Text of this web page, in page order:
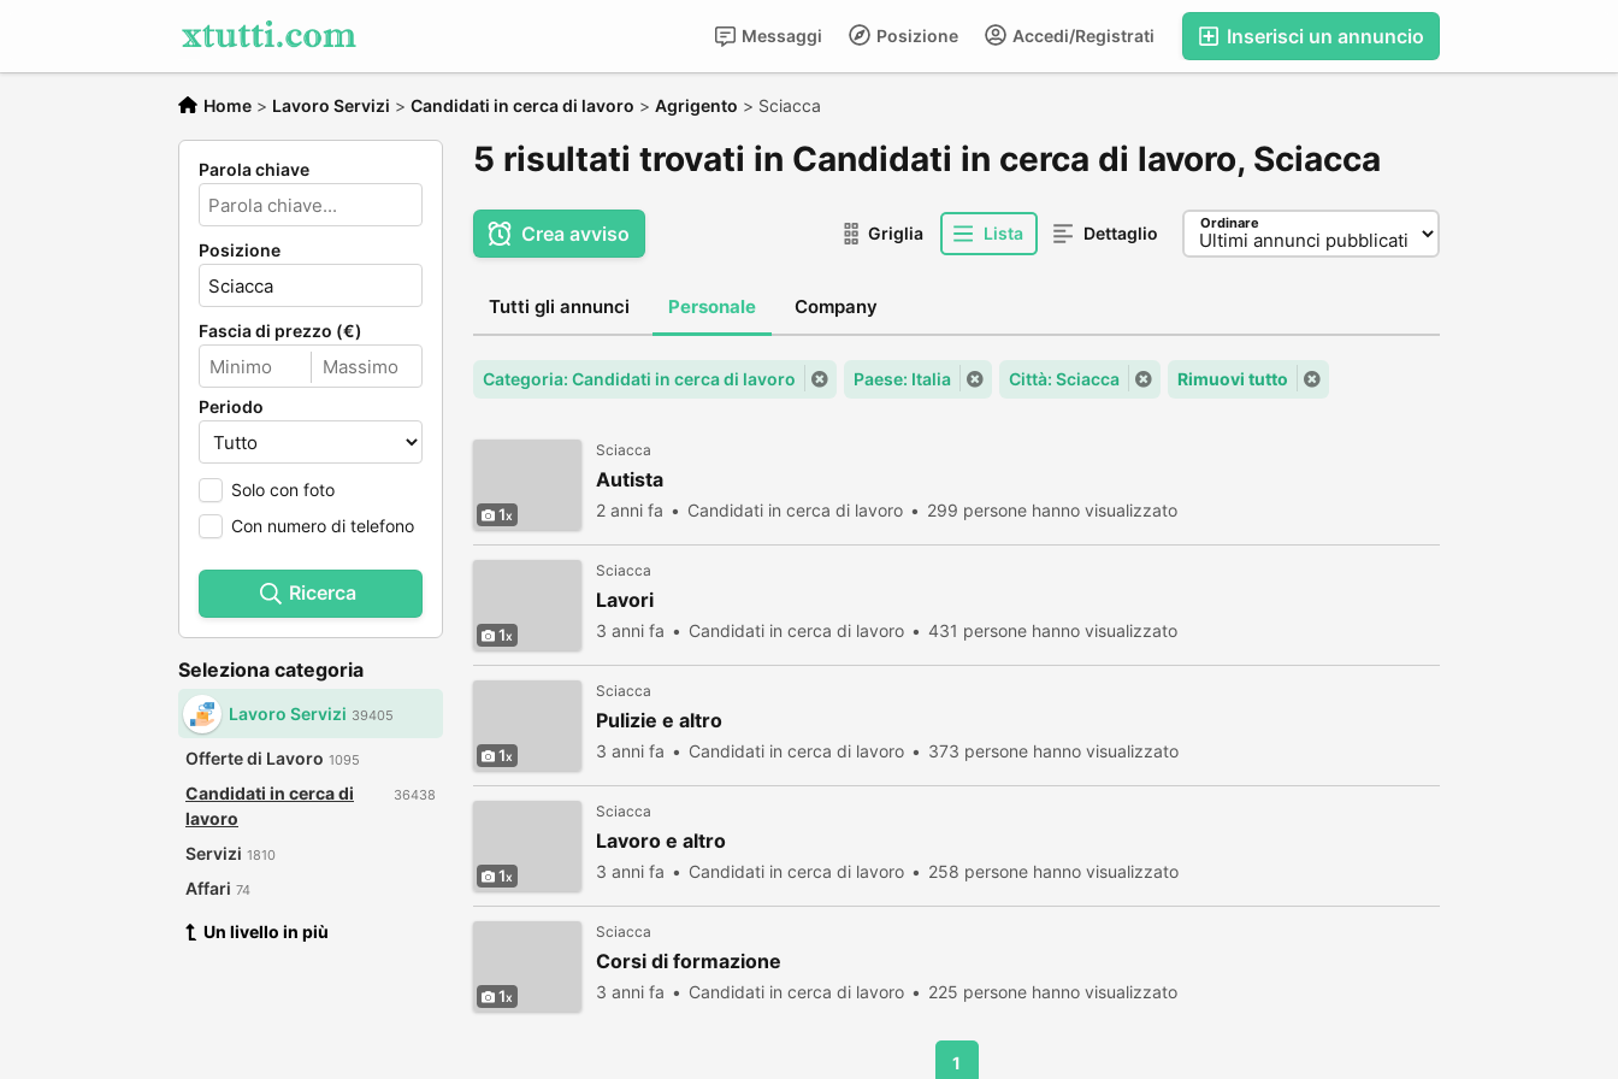
Inserisci un annuncio
Accedi/Registrati
Posizione
Messaggi
Home > Lavoro Servizi > Candidati in cerca di lavoro > Agrigento > Sciacca
Parola chiave
Posizione
Fascia di prezzo (€)
Periodo
Solo con foto
Con numero di telefono
Ricerca
Seleziona categoria
Lavoro Servizi 39405
Offerte di Lavoro 1095
Candidati in cerca di
lavoro
36438
Servizi 1810
Affari 74
Un livello in più
5 risultati trovati in Candidati in cerca di lavoro, Sciacca
Crea avviso Griglia Lista Dettaglio Ordinare
Tutti gli annunci Personale Company
Categoria: Candidati in cerca di lavoro Paese: Italia Città: Sciacca Rimuovi tutto
1
Sciacca
Autista
2 anni fa Candidati in cerca di lavoro 299 persone hanno visualizzato
1
Sciacca
Lavori
3 anni fa Candidati in cerca di lavoro 431 persone hanno visualizzato
1
Sciacca
Pulizie e altro
3 anni fa Candidati in cerca di lavoro 373 persone hanno visualizzato
1
Sciacca
Lavoro e altro
3 anni fa Candidati in cerca di lavoro 258 persone hanno visualizzato
1
Sciacca
Corsi di formazione
3 anni fa Candidati in cerca di lavoro 225 persone hanno visualizzato
1